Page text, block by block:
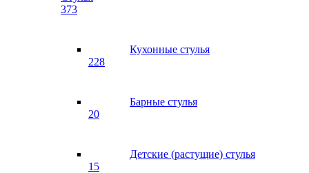
373
Кухонные стулья
228
Барные стулья
20
Детские (растущие) стулья
15